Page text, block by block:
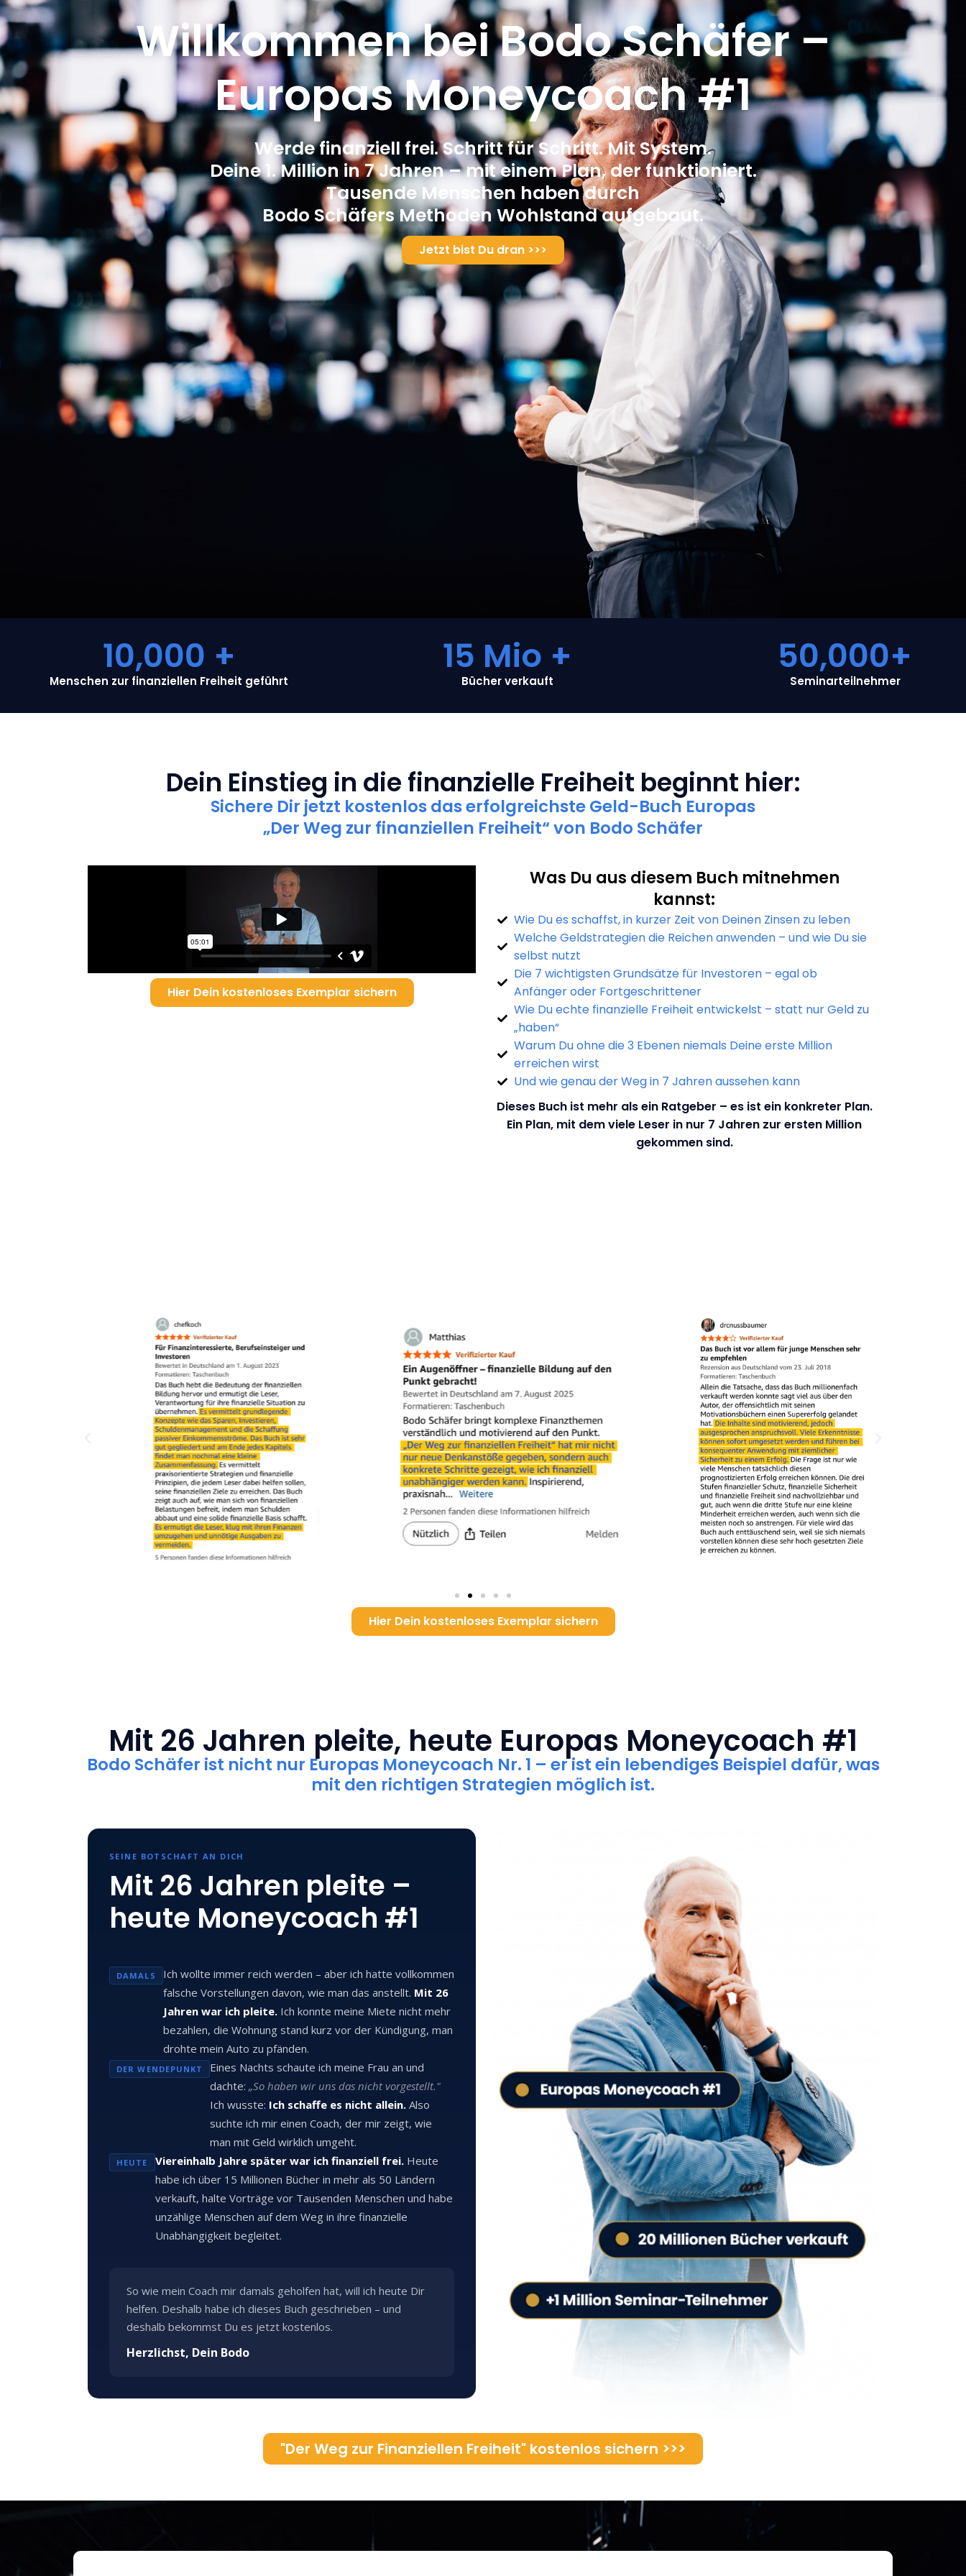
Willkommen bei Bodo Schäfer –
Europas Moneycoach #1
Werde finanziell frei. Schritt für Schritt. Mit System.
Deine 1. Million in 7 Jahren – mit einem Plan, der funktioniert.
Tausende Menschen haben durch
Bodo Schäfers Methoden Wohlstand aufgebaut.
Jetzt bist Du dran >>>
10,000 +
Menschen zur finanziellen Freiheit geführt
15 Mio +
Bücher verkauft
50,000+
Seminarteilnehmer
Dein Einstieg in die finanzielle Freiheit beginnt hier:
Sichere Dir jetzt kostenlos das erfolgreichste Geld-Buch Europas
„Der Weg zur finanziellen Freiheit“ von Bodo Schäfer
Hier Dein kostenloses Exemplar sichern
Was Du aus diesem Buch mitnehmen
kannst:
Wie Du es schaffst, in kurzer Zeit von Deinen Zinsen zu leben
Welche Geldstrategien die Reichen anwenden – und wie Du sie
selbst nutzt
Die 7 wichtigsten Grundsätze für Investoren – egal ob
Anfänger oder Fortgeschrittener
Wie Du echte finanzielle Freiheit entwickelst – statt nur Geld zu
„haben“
Warum Du ohne die 3 Ebenen niemals Deine erste Million
erreichen wirst
Und wie genau der Weg in 7 Jahren aussehen kann
Dieses Buch ist mehr als ein Ratgeber – es ist ein konkreter Plan.
Ein Plan, mit dem viele Leser in nur 7 Jahren zur ersten Million
gekommen sind.
Hier Dein kostenloses Exemplar sichern
Mit 26 Jahren pleite, heute Europas Moneycoach #1
Bodo Schäfer ist nicht nur Europas Moneycoach Nr. 1 – er ist ein lebendiges Beispiel dafür, was
mit den richtigen Strategien möglich ist.
SEINE BOTSCHAFT AN DICH
Mit 26 Jahren pleite –
heute Moneycoach #1
DAMALS
Ich wollte immer reich werden – aber ich hatte vollkommen
falsche Vorstellungen davon, wie man das anstellt. Mit 26
Jahren war ich pleite.Ich konnte meine Miete nicht mehr
bezahlen, die Wohnung stand kurz vor der Kündigung, man
drohte mein Auto zu pfänden.
DER WENDEPUNKT
Eines Nachts schaute ich meine Frau an und
dachte:„So haben wir uns das nicht vorgestellt."
Ich wusste: Ich schaffe es nicht allein. Also
suchte ich mir einen Coach, der mir zeigt, wie
man mit Geld wirklich umgeht.
HEUTE Viereinhalb Jahre später war ich finanziell frei.Heute
habe ich über 15 Millionen Bücher in mehr als 50 Ländern
verkauft, halte Vorträge vor Tausenden Menschen und habe
unzählige Menschen auf dem Weg in ihre finanzielle
Unabhängigkeit begleitet.
So wie mein Coach mir damals geholfen hat, will ich heute Dir
helfen. Deshalb habe ich dieses Buch geschrieben – und
deshalb bekommst Du es jetzt kostenlos.
Herzlichst, Dein Bodo
"Der Weg zur Finanziellen Freiheit" kostenlos sichern >>>